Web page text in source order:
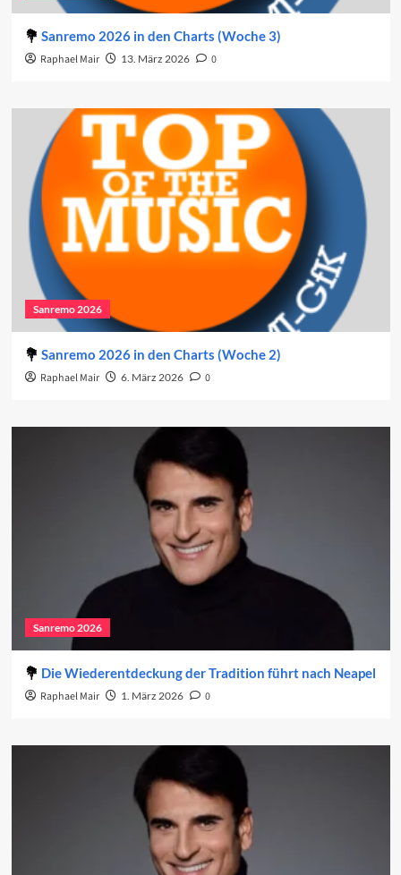
Sanremo 2026 in den Charts (Woche 3)
Raphael Mair 13. März 2026 0
Sanremo 2026
Sanremo 2026 in den Charts (Woche 2)
Raphael Mair 6. März 2026 0
Sanremo 2026
Die Wiederentdeckung der Tradition führt nach Neapel
Raphael Mair 1. März 2026 0